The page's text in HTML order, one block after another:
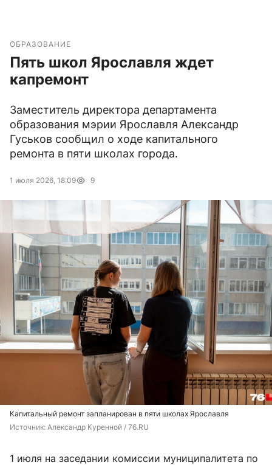
ОБРАЗОВАНИЕ
Пять школ Ярославля ждет
капремонт
Заместитель директора департамента
образования мэрии Ярославля Александр
Гуськов сообщил о ходе капитального
ремонта в пяти школах города.
1 июля 2026, 18:09 9
Капитальный ремонт запланирован в пяти школах Ярославля
Источник: Александр Куренной / 76.RU
1 июля на заседании комиссии муниципалитета по